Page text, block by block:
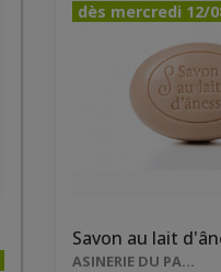
dès mercredi 12/
ASINERIE DU PAYS DES COLLINES SRL